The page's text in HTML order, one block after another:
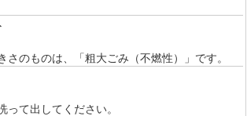
さのものは、「粗大ごみ（不燃性）」です。
って出してください。